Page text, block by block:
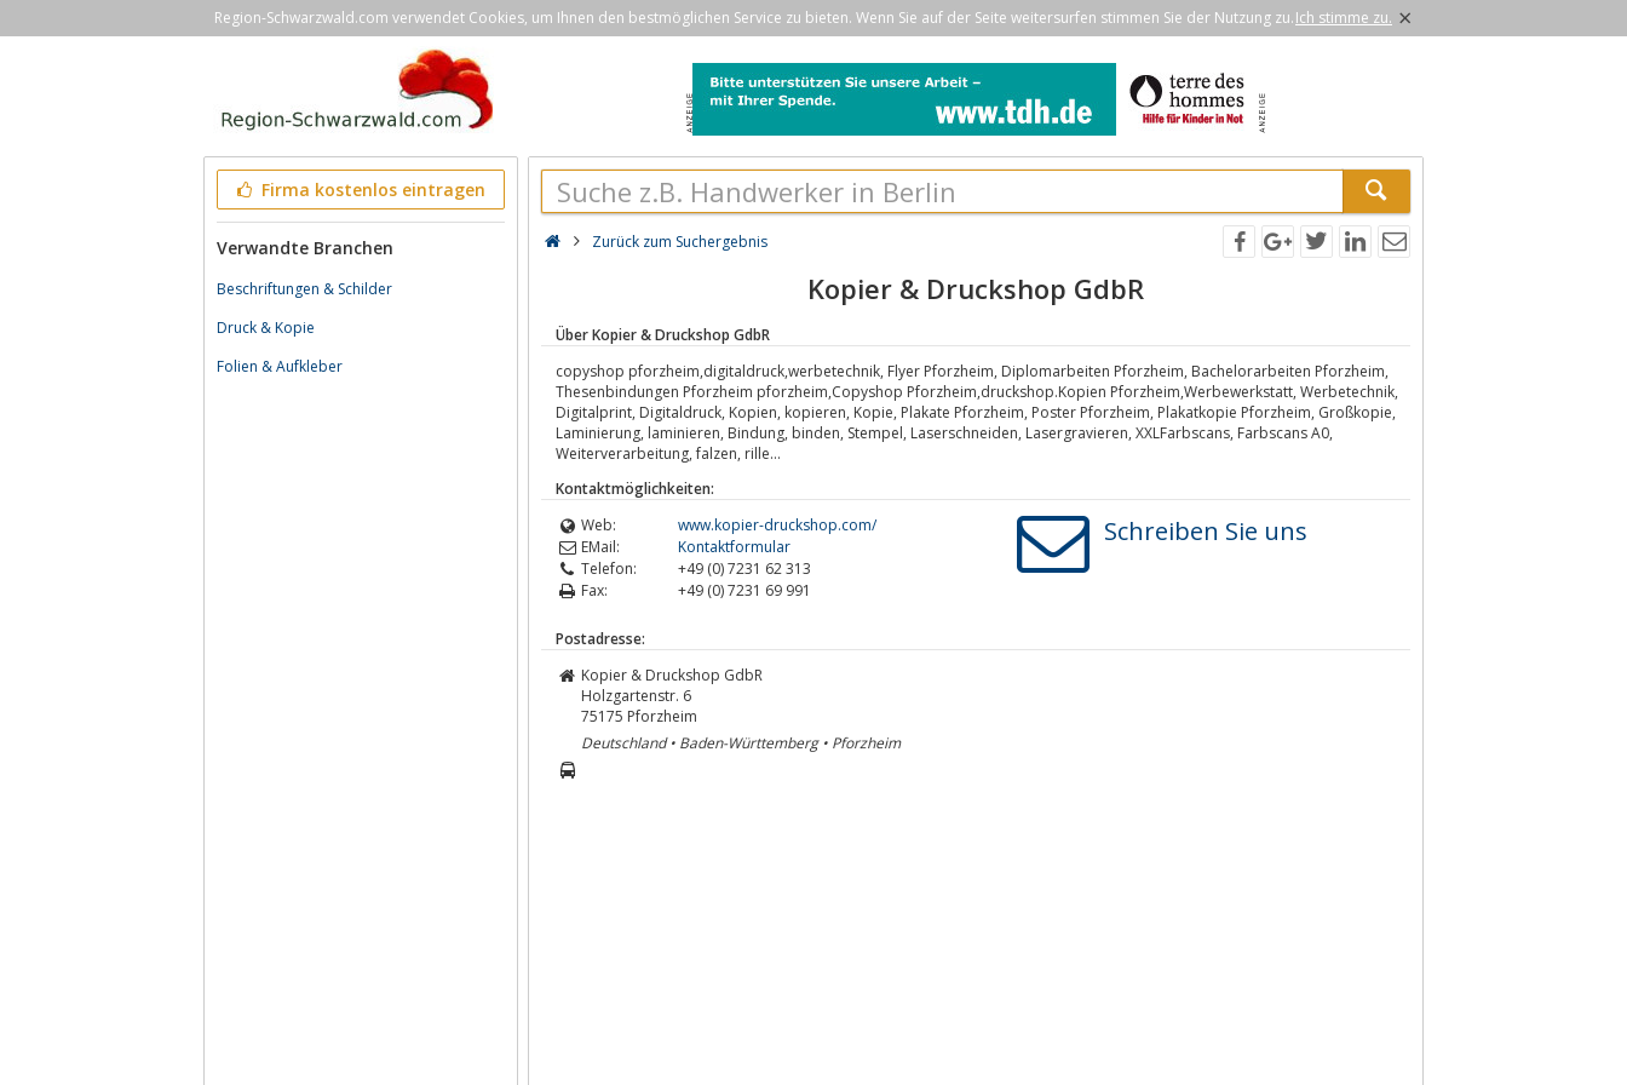
Region-Schwarzwald.com verwendet Cookies, um Ihnen den bestmöglichen Service zu bieten. Wenn Sie auf der Seite weitersurfen stimmen Sie der Nutzung zu.Ich stimme zu. ×
Firma kostenlos eintragen
Verwandte Branchen
Beschriftungen & Schilder
Druck & Kopie
Folien & Aufkleber
Zurück zum Suchergebnis
Kopier & Druckshop GdbR
Über Kopier & Druckshop GdbR
copyshop pforzheim,digitaldruck,werbetechnik, Flyer Pforzheim, Diplomarbeiten Pforzheim, Bachelorarbeiten Pforzheim,
Thesenbindungen Pforzheim pforzheim,Copyshop Pforzheim,druckshop.Kopien Pforzheim,Werbewerkstatt, Werbetechnik,
Digitalprint, Digitaldruck, Kopien, kopieren, Kopie, Plakate Pforzheim, Poster Pforzheim, Plakatkopie Pforzheim, Großkopie,
Laminierung, laminieren, Bindung, binden, Stempel, Laserschneiden, Lasergravieren, XXLFarbscans, Farbscans A0,
Weiterverarbeitung, falzen, rille...
Kontaktmöglichkeiten:
Web:
www.kopier-druckshop.com/
EMail:
Kontaktformular
Telefon:
+49 (0) 7231 62 313
Fax:
+49 (0) 7231 69 991
Schreiben Sie uns
Postadresse:
Kopier & Druckshop GdbR
Holzgartenstr. 6
75175 Pforzheim
Deutschland • Baden-Württemberg • Pforzheim